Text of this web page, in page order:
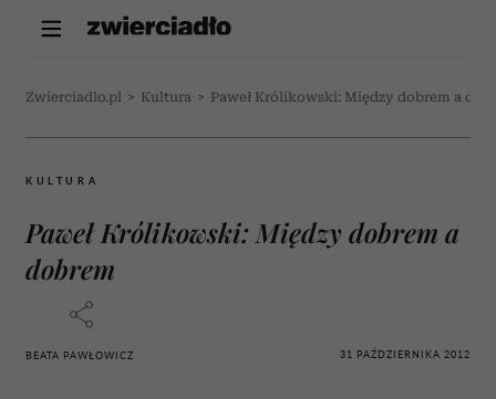
Zwierciadlo.pl > Kultura > Paweł Królikowski: Między dobrem a
KULTURA
Paweł Królikowski: Między dobrem a
dobrem
BEATA PAWŁOWICZ 31 PAŹDZIERNIKA 2012